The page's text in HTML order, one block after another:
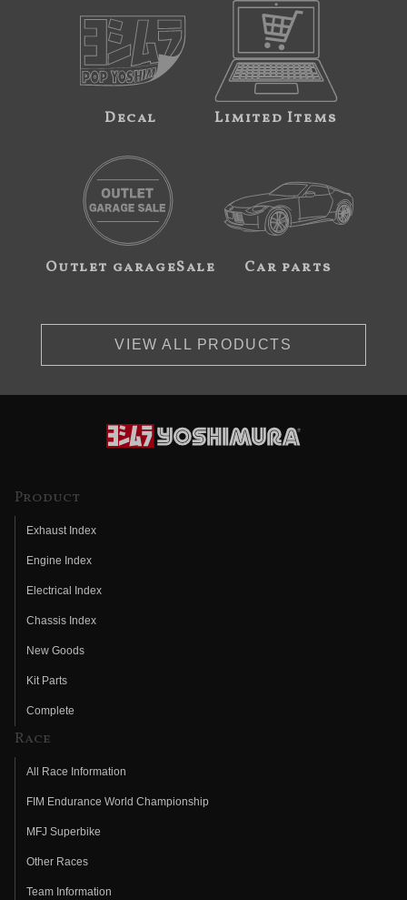
Decal Limited Items
Outlet garageSale Car parts
VIEW ALL PRODUCTS
Product
Exhaust Index
Engine Index
Electrical Index
Chassis Index
New Goods
Kit Parts
Complete
Race
All Race Information
FIM Endurance World Championship
MFJ Superbike
Other Races
Team Information